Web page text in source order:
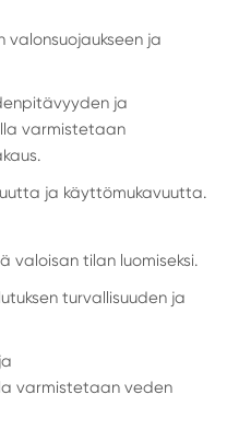
ja
ja
varmistetaan
ja käyttömukavuutta.
valoisan tilan luomiseksi.
turvallisuuden ja
varmistetaan veden